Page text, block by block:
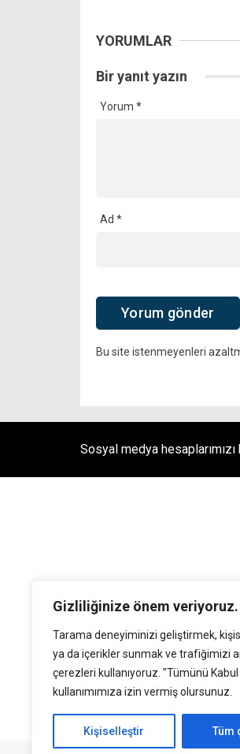
Gizliliğinize önem veriyoruz.
Tarama deneyiminizi geliştirmek,
ya da içerikler sunmak ve trafiğimizi
çerezleri kullanıyoruz. "Tümünü
kullanımımıza izin vermiş olursunuz.
Kişiselleştir Tüm
YORUMLAR
Bir yanıt yazın
Yorum *
Ad *
Bu site istenmeyenleri
Sosyal medya